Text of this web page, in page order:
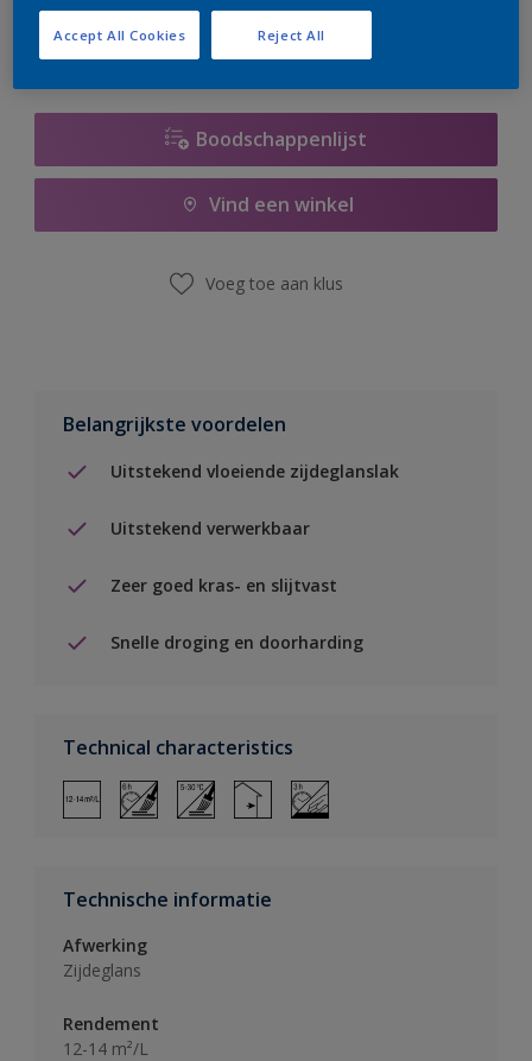
Boodschappenlijst
Vind een winkel
Voeg toe aan klus
Belangrijkste voordelen
Uitstekend vloeiende zijdeglanslak
Uitstekend verwerkbaar
Zeer goed kras- en slijtvast
Snelle droging en doorharding
Technical characteristics
Technische informatie
Afwerking
Zijdeglans
Rendement
12-14 m²/L
Reject All
Accept All Cookies